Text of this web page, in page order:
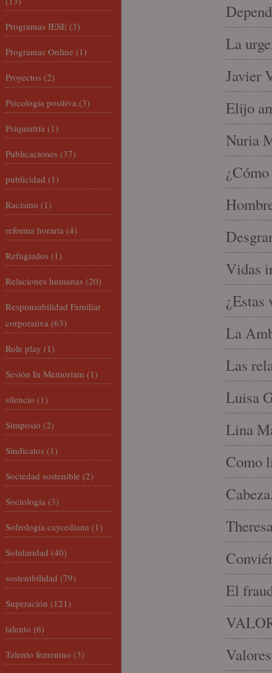
La
Javier
Elijo
Nuria
Vidas
¿Estas
La
Las
Luisa
Lina
Como
El
Programas IESE (3)
Programas Online (1)
Proyectos (2)
Psicología positiva (3)
Psiquiatría (1)
Publicaciones (37)
publicidad (1)
Racismo (1)
reforma horaria (4)
Refugiados (1)
Relaciones humanas (20)
Responsabilidad Familiar
corporativa (63)
Role play (1)
Sesión In Memoriam (1)
silencio (1)
Simposio (2)
Sindicatos (1)
Sociedad sostenible (2)
Sociología (3)
Sofrología caycediana (1)
Solidaridad (40)
sostenibilidad (79)
Superación (121)
talento (6)
Talento femenino (3)